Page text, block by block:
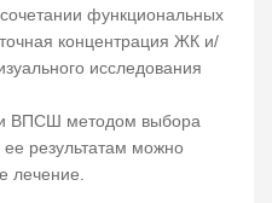
функциональных
концентрация ЖК и/
исследования
ВПСШ методом выбора
ее результатам можно
лечение.